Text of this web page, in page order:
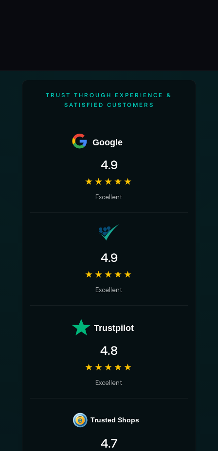
TRUST THROUGH EXPERIENCE &
SATISFIED CUSTOMERS
Google
4.9
★★★★★
Excellent
4.9
★★★★★
Excellent
Trustpilot
4.8
★★★★★
Excellent
e Trusted Shops
4.7